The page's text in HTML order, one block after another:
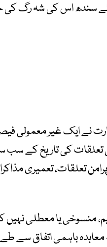
سندھ اس کی شہ رگ کی
اور بھارت نے ایک غیر
تعلقات کی تاریخ کے سب
تعلقات، تعمیری
منسوخی یا معطلی نہیں
باہمی اتفاق سے طے